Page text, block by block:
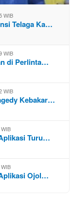
WIB
Telaga Ka…
WIB
di Perlinta…
WIB
Kebakar…
Turu…
Ojol…